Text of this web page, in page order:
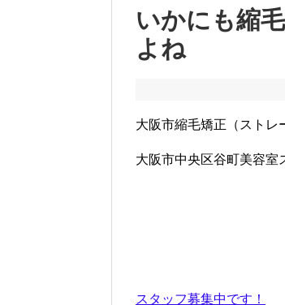
いかにも縮
よね
大阪市縮毛矯正（ストレ
大阪市中央区谷町美容室
スタッフ募集中です！